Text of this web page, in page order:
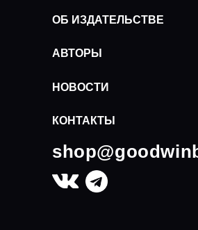
ОБ ИЗДАТЕЛЬСТВЕ
АВТОРЫ
НОВОСТИ
КОНТАКТЫ